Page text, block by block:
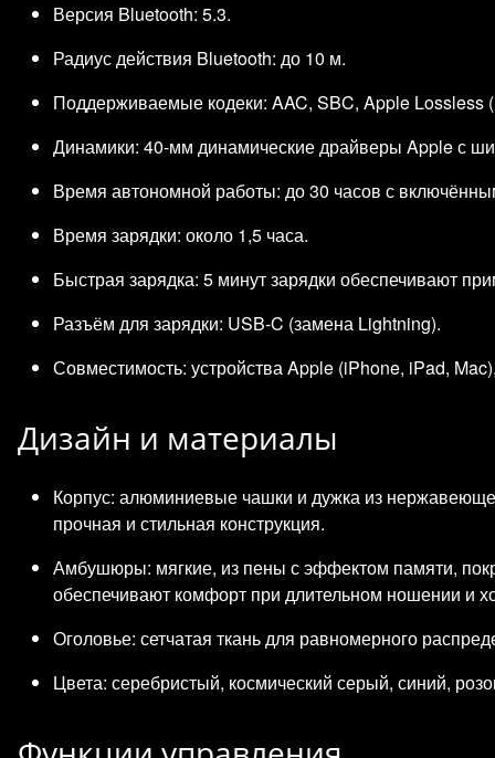
Версия Bluetooth: 5.3.
Радиус действия Bluetooth: до 10 м.
Поддерживаемые кодеки: AAC, SBC, Apple Lossless
Динамики: 40‑мм динамические драйверы Apple с
Время автономной работы: до 30 часов с
Время зарядки: около 1,5 часа.
Быстрая зарядка: 5 минут зарядки обеспечивают
Разъём для зарядки: USB‑C (замена Lightning).
Совместимость: устройства Apple (iPhone, iPad,
Дизайн и материалы
Корпус: алюминиевые чашки и дужка из
прочная и стильная конструкция.
Амбушюры: мягкие, из пены с эффектом памяти,
обеспечивают комфорт при длительном ношении и
Оголовье: сетчатая ткань для равномерного
Цвета: серебристый, космический серый, синий,